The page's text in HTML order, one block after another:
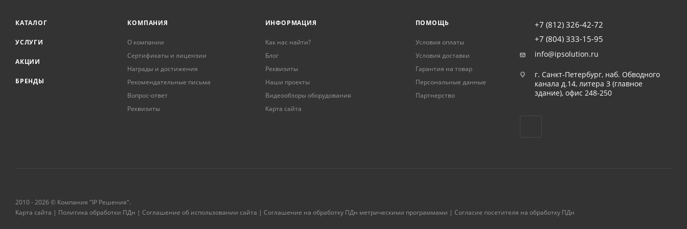
КАТАЛОГ
УСЛУГИ
АКЦИИ
БРЕНДЫ
КОМПАНИЯ
О компании
Сертификаты и лицензии
Награды и достижения
Рекомендательные письма
Вопрос-ответ
Реквизиты
ИНФОРМАЦИЯ
Как нас найти?
Блог
Реквизиты
Наши проекты
Видеообзоры оборудования
Карта сайта
ПОМОЩЬ
Условия оплаты
Условия доставки
Гарантия на товар
Персональные данные
Партнерство
+7 (812) 326-42-72
+7 (804) 333-15-95
info@ipsolution.ru
г. Санкт-Петербург, наб. Обводного
канала д.14, литера З (главное
здание), офис 248-250
2010 - 2026 © Компания "IP Решения".
Карта сайта | Политика обработки ПДн | Соглашение об использовании сайта | Соглашение на обработку ПДн метрическими программами | Согласие посетителя на обработку ПДн